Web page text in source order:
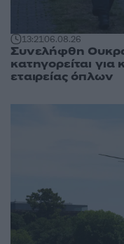
13:2106.08.26
Συνελήφθη
κατηγορείται
εταιρείας όπλων